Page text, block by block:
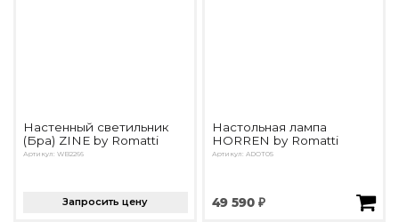
Настенный светильник
(Бра) ZINE by Romatti
Артикул: WB2266
Запросить цену
Настольная лампа
HORREN by Romatti
Артикул: ADOT05
49 590 ₽